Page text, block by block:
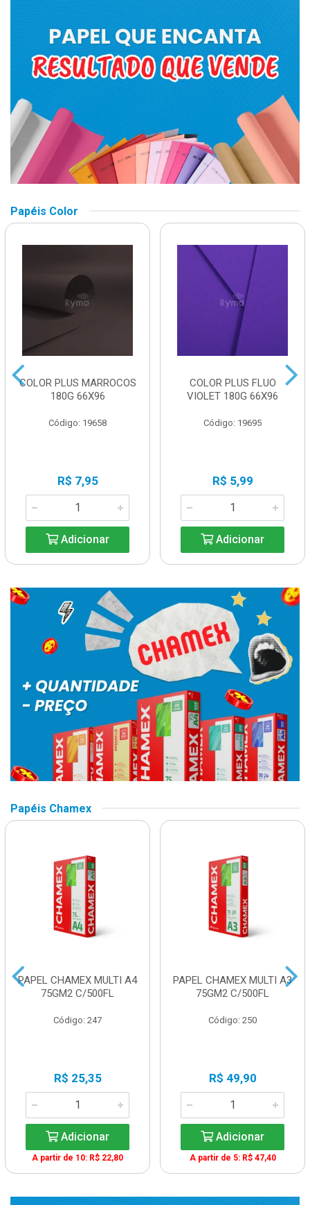
Papéis Color
COLOR PLUS MARROCOS
180G 66X96
Código: 19658
R$ 7,95
Adicionar
COLOR PLUS FLUO
VIOLET 180G 66X96
Código: 19695
R$ 5,99
Adicionar
Papéis Chamex
PAPEL CHAMEX MULTI A4
75GM2 C/500FL
Código: 247
R$ 25,35
Adicionar
A partir de 10: R$ 22,80
PAPEL CHAMEX MULTI A3
75GM2 C/500FL
Código: 250
R$ 49,90
Adicionar
A partir de 5: R$ 47,40